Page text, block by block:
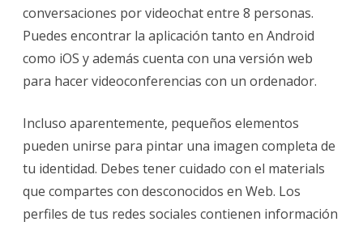
Funciona
Y
Por
Es
Tan
conversaciones por videochat entre 8 personas.
Puedes encontrar la aplicación tanto en Android
como iOS y además cuenta con una versión web
para hacer videoconferencias con un ordenador.
Incluso aparentemente, pequeños elementos
pueden unirse para pintar una imagen completa de
tu identidad. Debes tener cuidado con el materials
que compartes con desconocidos en Web. Los
perfiles de tus redes sociales contienen información